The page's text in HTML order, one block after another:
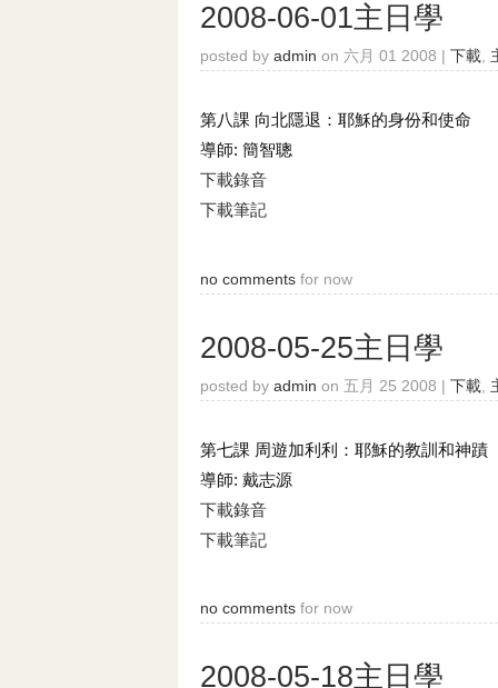
2008-06-01主日學
posted by admin on 六月 01 2008 | 下載,
第八課 向北隱退：耶穌的身份和使命
導師: 簡智聰
下載錄音
下載筆記
no comments for now
2008-05-25主日學
posted by admin on 五月 25 2008 | 下載
第七課 周遊加利利：耶穌的教訓和神蹟
導師: 戴志源
下載錄音
下載筆記
no comments for now
2008-05-18主日學